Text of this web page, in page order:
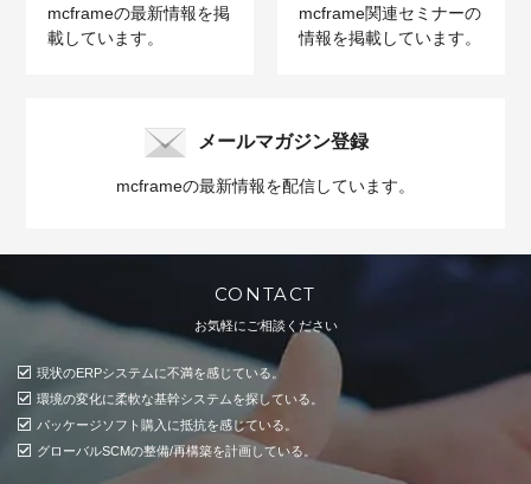
mcframeの最新情報を掲
載しています。
mcframe関連セミナーの
情報を掲載しています。
メールマガジン登録
mcframeの最新情報を配信しています。
CONTACT
お気軽にご相談ください
現状のERPシステムに不満を感じている。
環境の変化に柔軟な基幹システムを探している。
パッケージソフト購入に抵抗を感じている。
グローバルSCMの整備/再構築を計画している。